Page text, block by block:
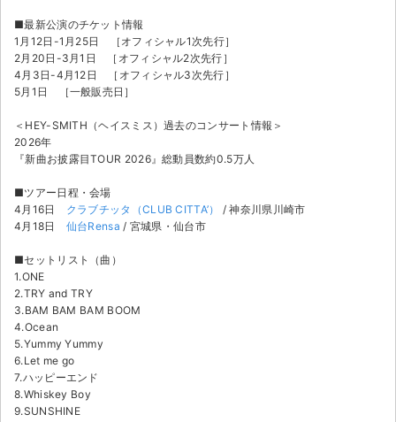
■最新公演のチケット情報
1月12日-1月25日 ［オフィシャル1次先行］
2月20日-3月1日 ［オフィシャル2次先行］
4月3日-4月12日 ［オフィシャル3次先行］
5月1日 ［一般販売日］
＜HEY-SMITH（ヘイスミス）過去のコンサート情報＞
2026年
『新曲お披露目TOUR 2026』総動員数約0.5万人
■ツアー日程・会場
4月16日 クラブチッタ（CLUB CITTA’）
/ 神奈川県川崎市
4月18日 仙台Rensa / 宮城県・仙台市
■セットリスト（曲）
1.ONE
2.TRY and TRY
3.BAM BAM BAM BOOM
4.Ocean
5.Yummy Yummy
6.Let me go
7.ハッピーエンド
8.Whiskey Boy
9.SUNSHINE